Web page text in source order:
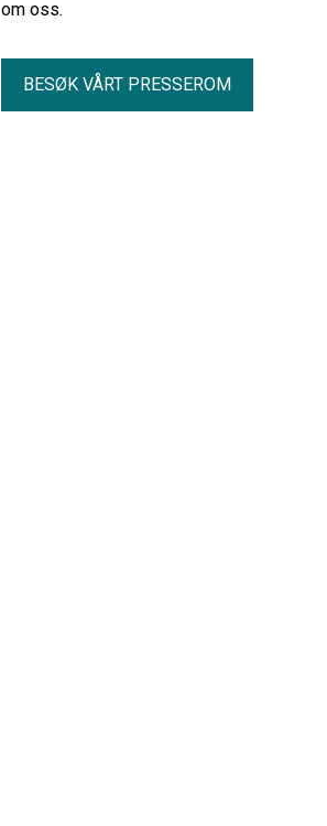
om oss.
BESØK VÅRT PRESSEROM